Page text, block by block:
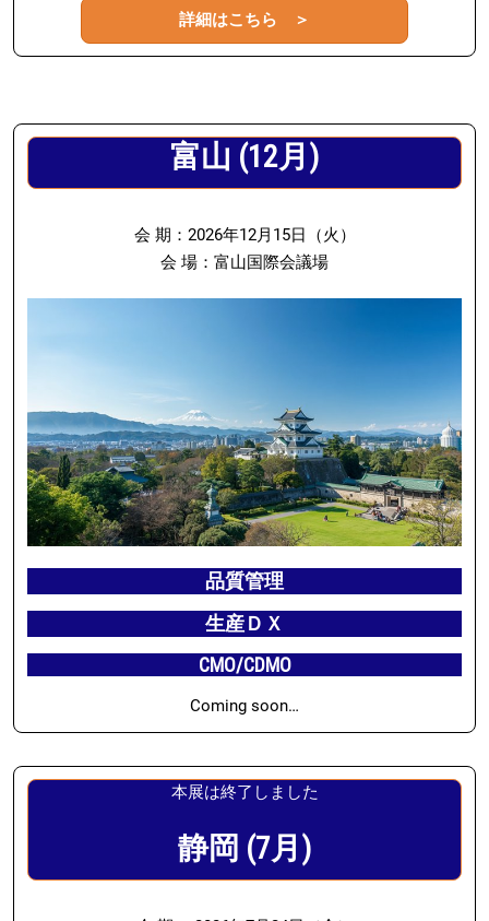
詳細はこちら ＞
富山 (12月)
会 期：2026年12月15日（火）
会 場：富山国際会議場
品質管理
生産ＤＸ
CMO/CDMO
Coming soon…
本展は終了しました
静岡 (7月)